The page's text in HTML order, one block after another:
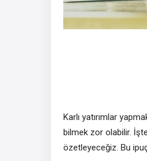
Karlı yatırımlar
bilmek zor olabilir.
özetleyeceğiz. Bu